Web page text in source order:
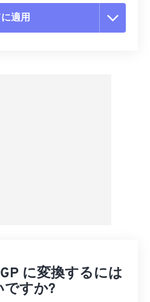
適用
に変換するには
ですか?